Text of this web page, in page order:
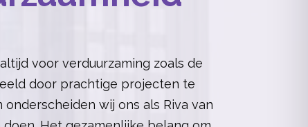
voor verduurzaming zoals de
door prachtige projecten te
wij ons als Riva van